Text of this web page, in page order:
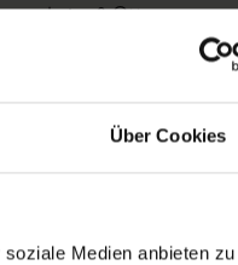
Über Cookies
Medien anbieten
Luise & Otto
,
Multicolor
Vlieskleber
Vlies